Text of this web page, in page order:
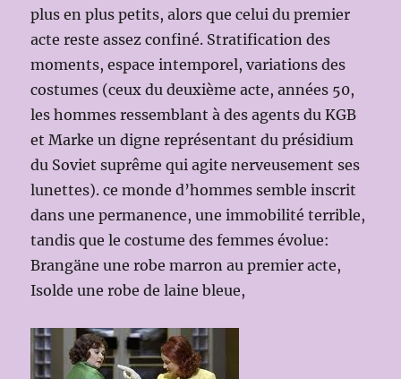
plus en plus petits, alors que celui du premier
acte reste assez confiné. Stratification des
moments, espace intemporel, variations des
costumes (ceux du deuxième acte, années 50,
les hommes ressemblant à des agents du KGB
et Marke un digne représentant du présidium
du Soviet suprême qui agite nerveusement ses
lunettes). ce monde d’hommes semble inscrit
dans une permanence, une immobilité terrible,
tandis que le costume des femmes évolue:
Brangäne une robe marron au premier acte,
Isolde une robe de laine bleue,